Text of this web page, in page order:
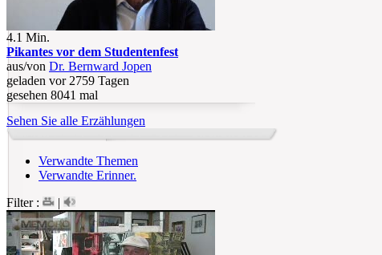
4.1 Min.
Pikantes vor dem Studentenfest
aus/von Dr. Bernward Jopen
geladen vor 2759 Tagen
gesehen 8041 mal
Sehen Sie alle Erzählungen
Verwandte Themen
Verwandte Erinner.
Filter :
|